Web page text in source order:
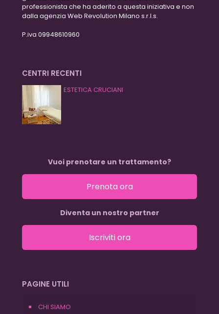
professionista che ha aderito a questa iniziativa e non
dalla agenzia Web Revolution Milano s.r.l.s.
P.iva 09948610960
CENTRI RECENTI
ESTETICA CRUCIANI
Vuoi prenotare un trattamento?
Prenota ora
Diventa un nostro partner
Iscriviti ora
PAGINE UTILI
CHI SIAMO